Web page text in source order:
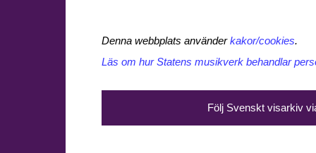
Denna webbplats använderkakor/cookies.
Läs om hur Statens musikverk behandlar
Följ Svenskt visarkiv